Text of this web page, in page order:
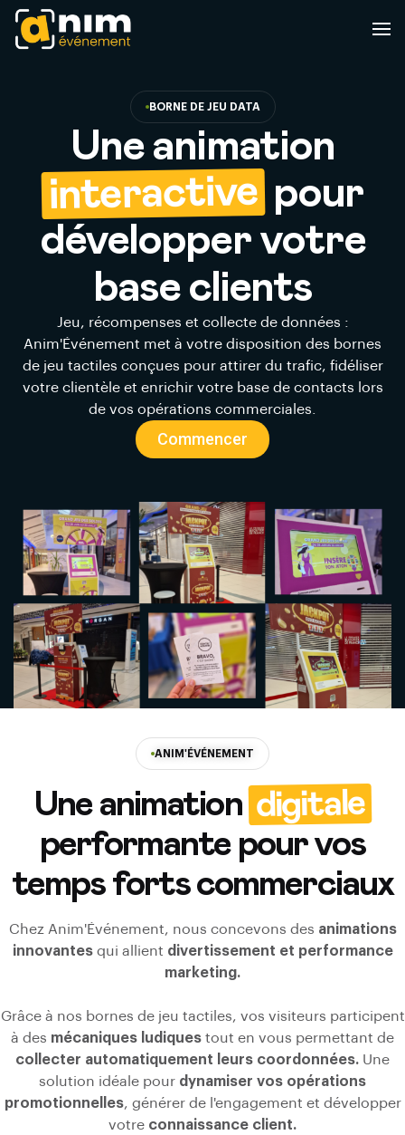
BORNE DE JEU DATA
Une animation
interactivepour
développer votre
base clients
Jeu, récompenses et collecte de données :
Anim'Événement met à votre disposition des bornes
de jeu tactiles conçues pour attirer du trafic, fidéliser
votre clientèle et enrichir votre base de contacts lors
de vos opérations commerciales.
Commencer
ANIM'ÉVÉNEMENT
Une animation digitale
performante pour vos
temps forts commerciaux
Chez Anim'Événement, nous concevons des animations
innovantesqui allient divertissement et performance
marketing.
Grâce à nos bornes de jeu tactiles, vos visiteurs participent
à des mécaniques ludiques tout en vous permettant de
collecter automatiquement leurs coordonnées. Une
solution idéale pour dynamiser vos opérations
promotionnelles, générer de l'engagement et développer
votre connaissance client.